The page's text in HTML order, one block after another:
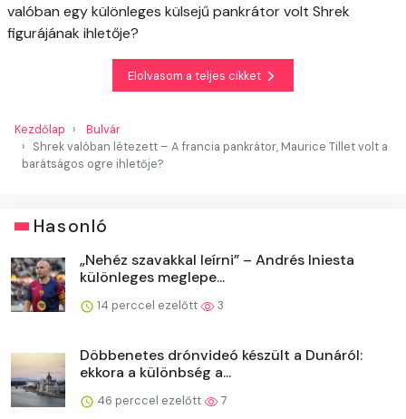
valóban egy különleges külsejű pankrátor volt Shrek
figurájának ihletője?
Elolvasom a teljes cikket
Kezdőlap
Bulvár
Shrek valóban létezett – A francia pankrátor, Maurice Tillet volt a
barátságos ogre ihletője?
Hasonló
„Nehéz szavakkal leírni” – Andrés Iniesta
különleges meglepe...
14 perccel ezelőtt 3
Döbbenetes drónvideó készült a Dunáról:
ekkora a különbség a...
46 perccel ezelőtt 7